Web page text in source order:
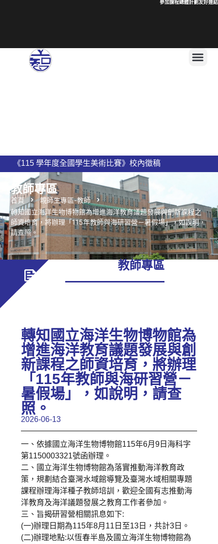
友好連結
參加課程總體計劃
1 新竹縣私立上智國民小學115學年度導師名單公告
上智國民小學 115學年度編班公告
教師專區
首頁
親師生專區-教師
轉知國立海洋生物博物館為增進海洋教育議題發展與創新課程之
師資培育，將辦理「115年教師與海研習營－暑假場」，如說明，
請查照。
教師專區
轉知國立海洋生物博物館為
增進海洋教育議題發展與創
新課程之師資培育，將辦理
「115年教師與海研習營－
暑假場」，如說明，請查
照。
2026-06-13
一、依據國立海洋生物博物館115年6月9日海科字
第1150003321號函辦理。
二、國立海洋生物博物館為落實推動海洋教育政
策，規劃結合臺灣水域館導覽及臺灣水域相關專題
課程辦理海洋種子教師培訓，歡迎全國有志推動海
洋教育及海洋議題發展之教育工作者參加。
三、旨揭研習營相關訊息如下:
(一)辦理日期為115年8月11日至13日，共計3日。
(二)辦理地點:以恆春半島及國立海洋生物博物館為